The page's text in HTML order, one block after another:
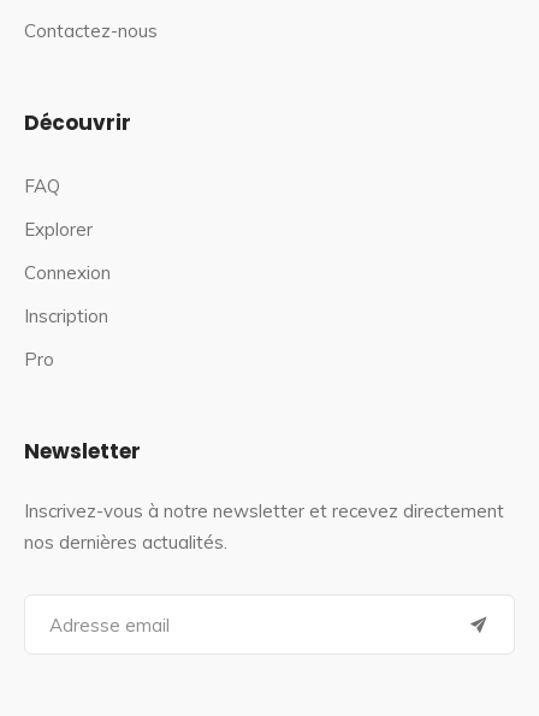
Contactez-nous
Découvrir
FAQ
Explorer
Connexion
Inscription
Pro
Newsletter
Inscrivez-vous à notre newsletter et recevez directement
nos dernières actualités.
a